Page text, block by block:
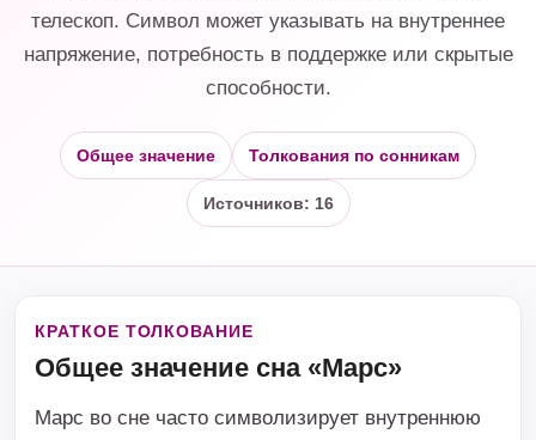
телескоп. Символ может указывать на внутреннее
напряжение, потребность в поддержке или скрытые
способности.
Общее значение Толкования по сонникам
Источников: 16
КРАТКОЕ ТОЛКОВАНИЕ
Общее значение сна «Марс»
Марс во сне часто символизирует внутреннюю